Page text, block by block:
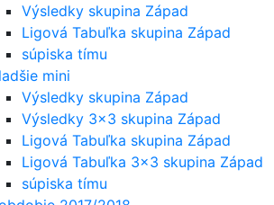
Výsledky skupina Západ
Ligová Tabuľka skupina Západ
súpiska tímu
mini
Výsledky skupina Západ
Výsledky 3×3 skupina Západ
Ligová Tabuľka skupina Západ
Ligová Tabuľka 3×3 skupina Západ
súpiska tímu